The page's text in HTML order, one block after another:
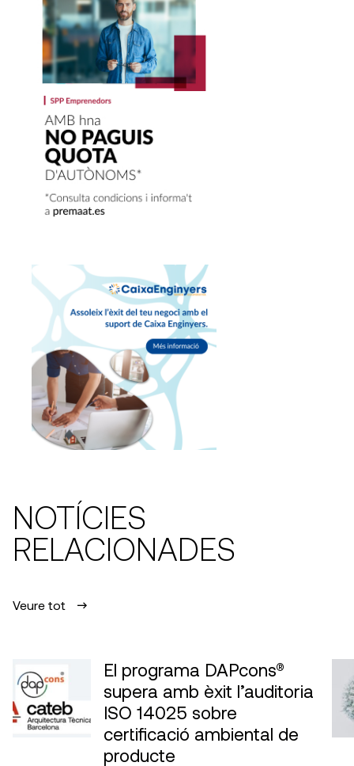
NOTÍCIES
RELACIONADES
Veure tot
El programa DAPcons®
supera amb èxit l’auditoria
ISO 14025 sobre
certificació ambiental de
producte